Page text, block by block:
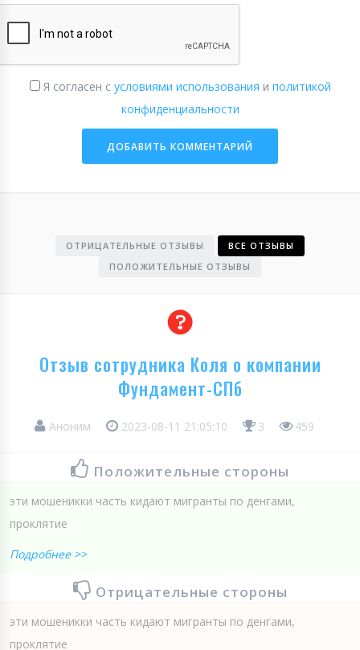
Я согласен с условиями использования и политикой
конфиденциальности
ОТРИЦАТЕЛЬНЫЕ ОТЗЫВЫ
ВСЕ ОТЗЫВЫ
ПОЛОЖИТЕЛЬНЫЕ ОТЗЫВЫ
Отзыв сотрудника Коля о компании
Фундамент-СПб
Аноним 2023-08-11 21:05:10 3 459
Положительные стороны
эти мошеникки часть кидают мигранты по денгами,
проклятие
Подробнее >>
Отрицательные стороны
эти мошеникки часть кидают мигранты по денгами,
проклятие